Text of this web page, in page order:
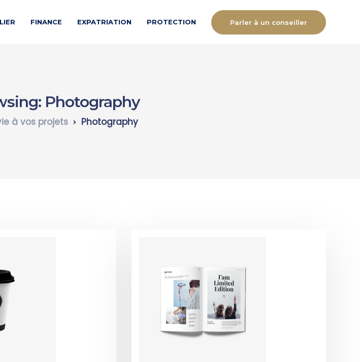
FINANCE EXPATRIATION PROTECTION Parler à un conseiller
Photography
à vos projets Photography